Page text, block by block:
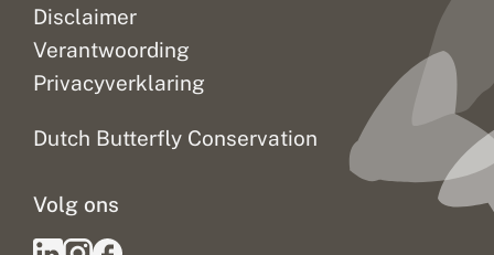
Disclaimer
Verantwoording
Privacyverklaring
Dutch Butterfly Conservation
Volg ons